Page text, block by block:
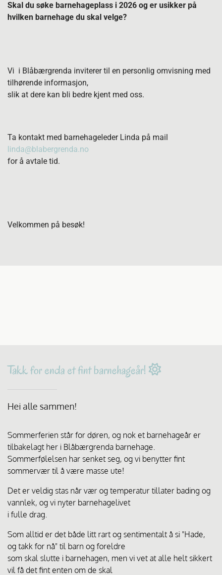
Skal du søke barnehageplass i 2026 og er usikker på
hvilken barnehage du skal velge?
Vi i Blåbærgrenda inviterer til en personlig omvisning med
tilhørende informasjon,
slik at dere kan bli bedre kjent med oss.
Ta kontakt med barnehageleder Linda på mail
linda@blabergrenda.no
for å avtale tid.
Velkommen på besøk!
Takk for enda et fint barnehageår! 
Hei alle sammen!
Sommerferien står for døren, og nok et barnehageår er
tilbakelagt her i Blåbærgrenda barnehage.
Sommerfølelsen har senket seg, og vi benytter fint
sommervær til å være masse ute!
Det er veldig stas når vær og temperatur tillater bading og
vannlek, og vi nyter barnehagelivet
i fulle drag.
Som alltid er det både litt rart og sentimentalt å si "Hade,
og takk for nå" til barn og foreldre
som skal slutte i barnehagen, men vi vet at alle helt sikkert
vil få det fint enten om de skal